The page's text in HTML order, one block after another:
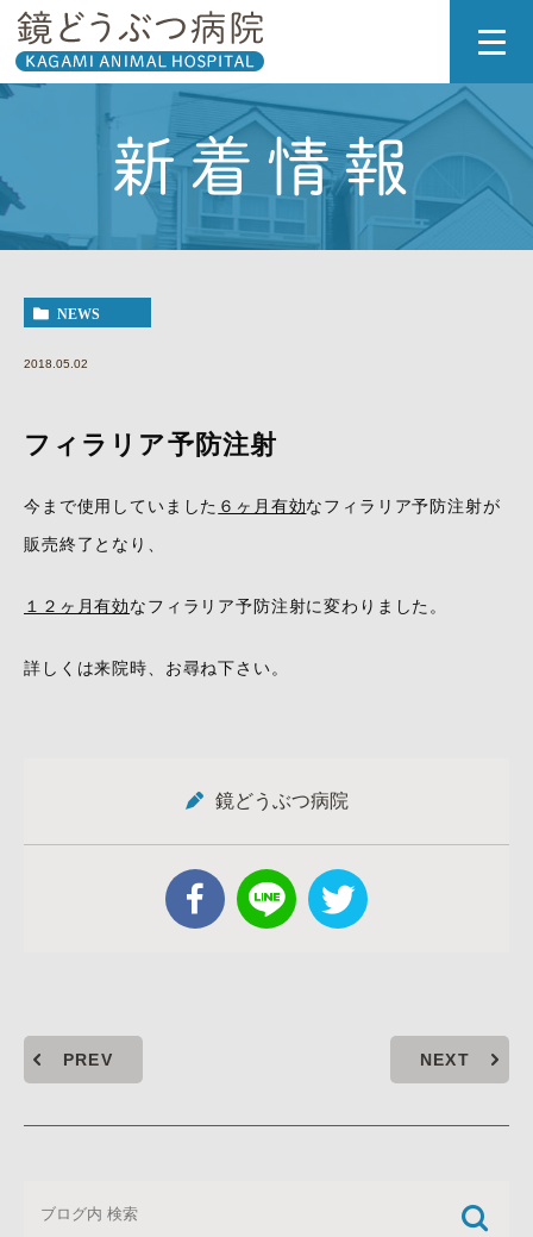
新着情報
NEWS
2018.05.02
フィラリア予防注射
今まで使用していました ６ヶ月有効なフィラリア予防注射が
販売終了となり、
１２ヶ月有効なフィラリア予防注射に変わりました。
詳しくは来院時、お尋ね下さい。
鏡どうぶつ病院
PREV NEXT